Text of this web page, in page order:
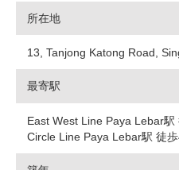
所在地
13, Tanjong Katong Road,
最寄駅
East West Line Paya Lebar駅
Circle Line Paya Lebar駅 徒